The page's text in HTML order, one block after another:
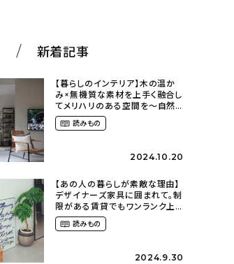
新着記事
【暮らしのインテリア】木の温か
み×無機質な素材を上手く融合し
てメリハリのある空間を〜自然
に囲まれて暮らす（ki_no_ieさ
ん） 読みもの
2024.10.20
【あの人の暮らしが素敵な理由】
デザイナーズ家具に囲まれて。制
限がある賃貸でもワンランク上
のお部屋に〜狭くても好きな暮
らしのこと（_____chika708さ
読みもの
2024.9.30